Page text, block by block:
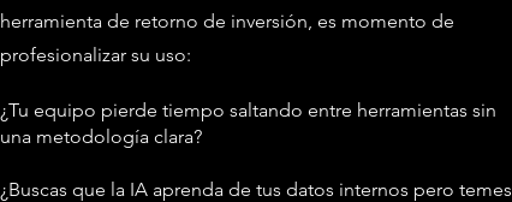
herramienta de retorno de inversión, es momento de
profesionalizar su uso:
¿Tu equipo pierde tiempo saltando entre herramientas sin
una metodología clara?
¿Buscas que la IA aprenda de tus datos internos pero temes